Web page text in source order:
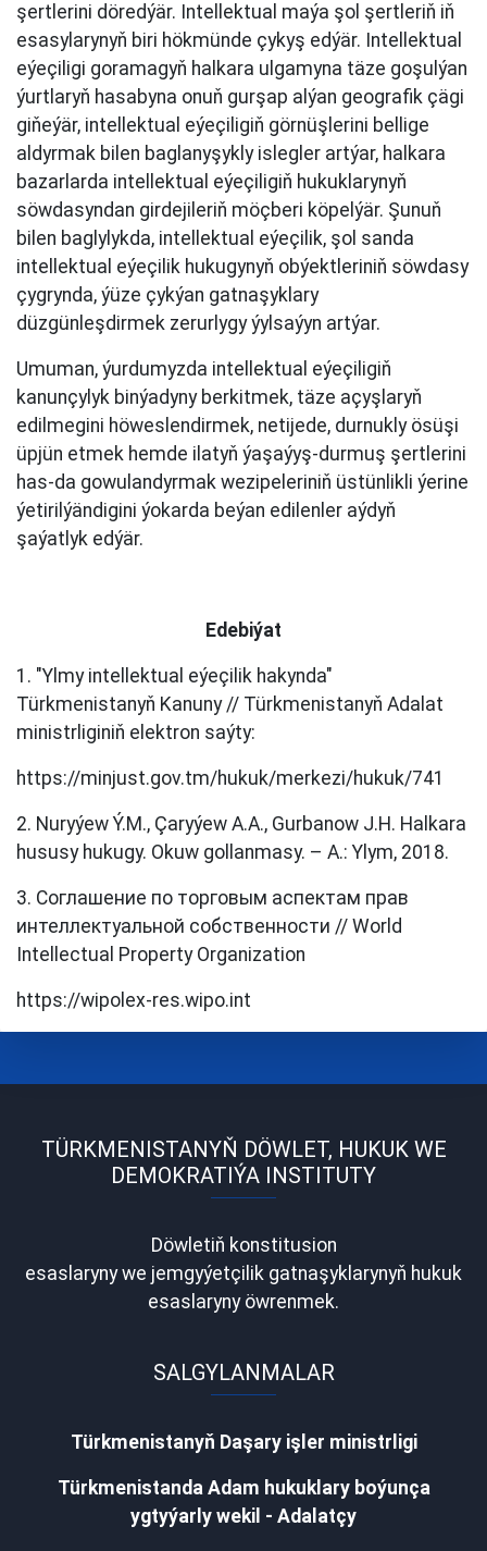
şertlerini döredýär. Intellektual maýa şol şertleriň iň
esasylarynyň biri hökmünde çykyş edýär. Intellektual
eýeçiligi goramagyň halkara ulgamyna täze goşulýan
ýurtlaryň hasabyna onuň gurşap alýan geografik çägi
giňeýär, intellektual eýeçiligiň görnüşlerini bellige
aldyrmak bilen baglanyşykly islegler artýar, halkara
bazarlarda intellektual eýeçiligiň hukuklarynyň
söwdasyndan girdejileriň möçberi köpelýär. Şunuň
bilen baglylykda, intellektual eýeçilik, şol sanda
intellektual eýeçilik hukugynyň obýektleriniň söwdasy
çygrynda, ýüze çykýan gatnaşyklary
düzgünleşdirmek zerurlygy ýylsaýyn artýar.
Umuman, ýurdumyzda intellektual eýeçiligiň
kanunçylyk binýadyny berkitmek, täze açyşlaryň
edilmegini höweslendirmek, netijede, durnukly ösüşi
üpjün etmek hemde ilatyň ýaşaýyş-durmuş şertlerini
has-da gowulandyrmak wezipeleriniň üstünlikli ýerine
ýetirilýändigini ýokarda beýan edilenler aýdyň
şaýatlyk edýär.
Edebiýat
1. "Ylmy intellektual eýeçilik hakynda"
Türkmenistanyň Kanuny // Türkmenistanyň Adalat
ministrliginiň elektron saýty:
https://minjust.gov.tm/hukuk/merkezi/hukuk/741
2. Nuryýew Ý.M., Çaryýew A.A., Gurbanow J.H. Halkara
hususy hukugy. Okuw gollanmasy. – A.: Ylym, 2018.
3. Соглашение по торговым аспектам прав
интеллектуальной собственности // World
Intellectual Property Organization
https://wipolex-res.wipo.int
TÜRKMENISTANYŇ DÖWLET, HUKUK WE
DEMOKRATIÝA INSTITUTY
Döwletiň konstitusion
esaslaryny we jemgyýetçilik gatnaşyklarynyň hukuk
esaslaryny öwrenmek.
SALGYLANMALAR
Türkmenistanyň Daşary işler ministrligi
Türkmenistanda Adam hukuklary boýunça
ygtyýarly wekil - Adalatçy